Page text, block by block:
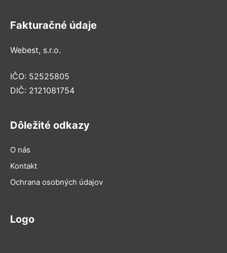
Fakturačné údaje
Webest, s.r.o.
IČO: 52525805
DIČ: 2121081754
Dôležité odkazy
O nás
Kontakt
Ochrana osobných údajov
Logo